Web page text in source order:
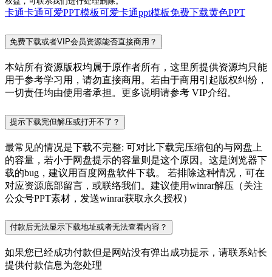
卡通卡通可爱PPT模板可爱卡通ppt模板免费下载黄色PPT
免费下载或者VIP会员资源能否直接商用？
本站所有资源版权均属于原作者所有，这里所提供资源均只能
用于参考学习用，请勿直接商用。若由于商用引起版权纠纷，
一切责任均由使用者承担。更多说明请参考 VIP介绍。
提示下载完但解压或打开不了？
最常见的情况是下载不完整: 可对比下载完压缩包的与网盘上
的容量，若小于网盘提示的容量则是这个原因。这是浏览器下
载的bug，建议用百度网盘软件下载。 若排除这种情况，可在
对应资源底部留言，或联络我们。建议使用winrar解压（关注
公众号PPT素材，发送winrar获取永久授权）
付款后无法显示下载地址或者无法查看内容？
如果您已经成功付款但是网站没有弹出成功提示，请联系站长
提供付款信息为您处理